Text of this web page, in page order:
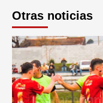
Otras noticias